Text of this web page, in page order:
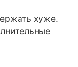
хуже.